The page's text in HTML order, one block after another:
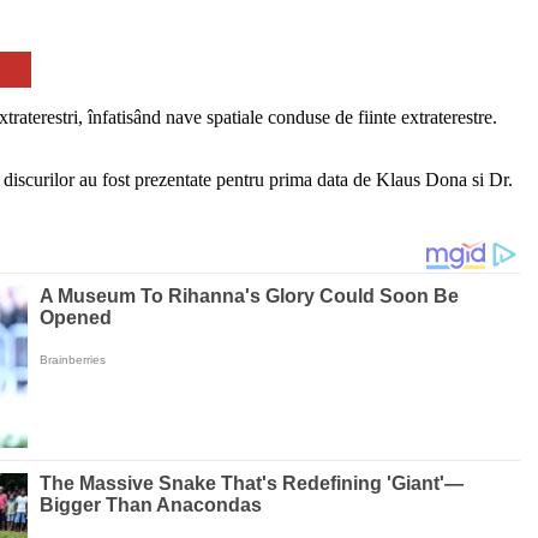
înfatisând nave spatiale conduse de fiinte extraterestre.
au fost prezentate pentru prima data de Klaus Dona si Dr.